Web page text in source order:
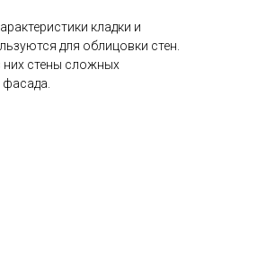
кладки и
для облицовки стен.
стены сложных
фасада.